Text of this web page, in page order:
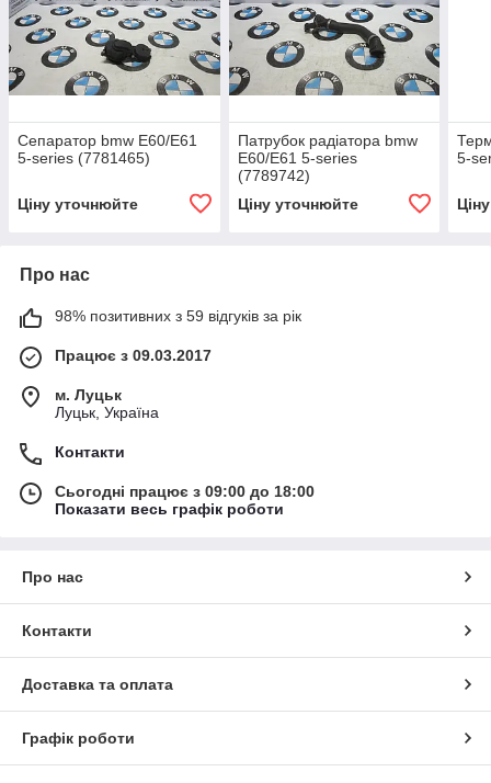
Сепаратор bmw E60/E61
5-series (7781465)
Ціну уточнюйте
Патрубок радіатора bmw
E60/E61 5-series
(7789742)
Ціну уточнюйте
5-
Про нас
98% позитивних з 59 відгуків за рік
Працює з 09.03.2017
м. Луцьк
Луцьк, Україна
Контакти
Сьогодні працює з 09:00 до 18:00
Показати весь графік роботи
Про нас
Контакти
Доставка та оплата
Графік роботи